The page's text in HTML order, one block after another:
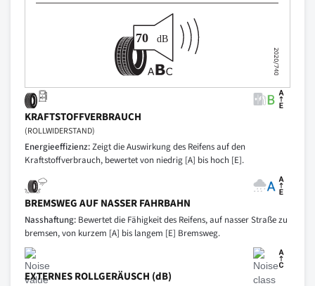
KRAFTSTOFFVERBRAUCH
(ROLLWIDERSTAND)
Energieeffizienz:Zeigt die Auswirkung des Reifens auf den
Kraftstoffverbrauch, bewertet von niedrig [A] bis hoch [E].
BREMSWEG AUF NASSER FAHRBAHN
Nasshaftung: Bewertet die Fähigkeit des Reifens, auf nasser Straße zu
bremsen, von kurzem [A] bis langem [E] Bremsweg.
EXTERNES ROLLGERÄUSCH (dB)